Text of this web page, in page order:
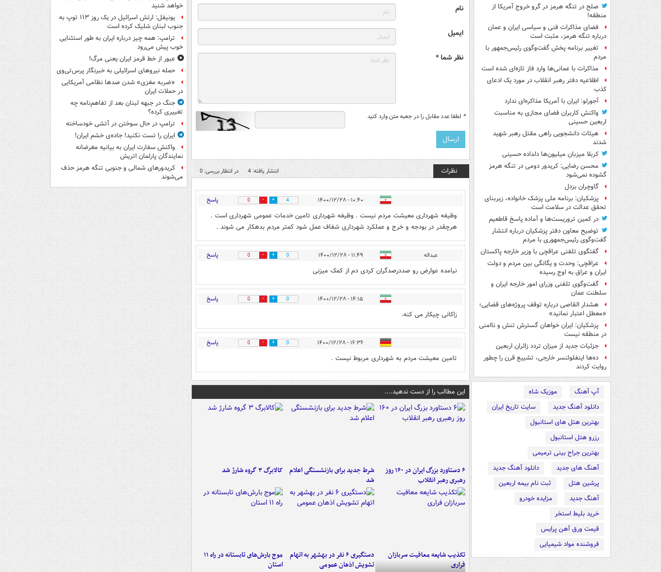
صلح در تنگه هرمز در گرو خروج آمریکا از
منطقه!
فضای مذاکرات فنی و سیاسی ایران و عمان
درباره تنگه هرمز، مثبت است
تغییر برنامه پخش گفت‌وگوی رئیس‌جمهور با
مردم
مذاکرات با عمانی‌ها وارد فاز تازه‌ای شده است
اطلاعیه دفتر رهبر انقلاب در مورد یک ادعای
کذب
آجورلو: ایران با آمریکا مذاکره‌ای ندارد
واکنش کاربران فضای مجازی به مناسبت
اربعین حسینی
هیئات دانشجویی راهی مقتل رهبر شهید
شدند
کربلا میزبان میلیون‌ها دلداده حسینی
محسن رضایی: کریدور دومی در تنگه هرمز
گشوده نمی‌شود
گاوچران بزدل
پزشکیان: برنامه ملی پزشک خانواده، زیربنای
تحقق عدالت در سلامت است
در کمین تروریست‌ها و آماده پاسخ قاطعیم
توضیح معاون دفتر پزشکیان درباره انتشار
گفت‌وگوی رئیس‌جمهوری با مردم
گفتگوی تلفنی عراقچی با وزیر خارجه پاکستان
عراقچی: وحدت و یگانگی بین مردم و دولت
ایران و عراق به اوج رسیده
گفت‌وگوی تلفنی وزرای امور خارجه ایران و
سلطنت عمان
هشدار القاصی درباره توقف پروژه‌های قضایی؛
«معطل اعتبار نمانید»
پزشکیان: ایران خواهان گسترش تنش و ناامنی
در منطقه نیست
جزئیات جدید از میزان تردد زائران اربعین
ده‌ها اینفلوئنسر خارجی، تشییع قرن را چطور
روایت کردند
آپ آهنگ
موزیک شاه
دانلود آهنگ جدید
سایت تاریخ ایران
بهترین هتل های استانبول
رزرو هتل استانبول
بهترین جراح بینی ترمیمی
آهنگ های جدید
دانلود آهنگ جدید
پرشین هتل
ثبت نام بیمه اربعین
آهنگ جدید
مزایده خودرو
خرید بلیط استخر
قیمت ورق آهن پرایس
فروشنده مواد شیمیایی
نام
ایمیل
نظر شما *
* لطفا عدد مقابل را در جعبه متن وارد کنید
نظرات انتشار یافته: 4 در انتظار بررسی: 0
۱۰:۴۰ - ۱۴۰۰/۱۲/۲۸ 4
0 پاسخ
وظیفه شهرداری معیشت مردم نیست . وظیفه شهرداری تامین خدمات عمومی شهرداری است .
هرچقدر در بودجه و خرج و عملکرد شهرداری شفاف عمل شود کمتر مردم بدهکار می شوند .
عبداله ۱۱:۴۹ - ۱۴۰۰/۱۲/۲۸ 0
0 پاسخ
نیامده عوارض رو صددرصدگران کردی دم از کمک میزنی
۱۴:۱۵ - ۱۴۰۰/۱۲/۲۸ 0
0 پاسخ
زاکانی چیکار می کنه.
۱۶:۳۶ - ۱۴۰۰/۱۲/۲۸ 0
0 پاسخ
تامین معیشت مردم به شهرداری مربوط نیست .
این مطالب را از دست ندهید....
۶ دستاورد بزرگ ایران در ۱۶۰ روز
رهبری رهبر انقلاب
شرط جدید برای بازنشستگی اعلام
شد
کالابرگ ۳ گروه شارژ شد
تکذیب شایعه معافیت سربازان
فراری
دستگیری ۶ نفر در بهشهر به اتهام
تشویش اذهان عمومی
موج بارش‌های تابستانه در راه ۱۱
استان
خواهد شنید
یونیفل: ارتش اسرائیل در یک روز ۱۱۳ توپ به
جنوب لبنان شلیک کرده است
ترامپ: همه چیز درباره ایران به طور استثنایی
خوب پیش می‌رود
عبور از خط قرمز ایران یعنی مرگ!
حمله نیروهای اسرائیلی به خبرنگار پرس‌تی‌وی
«ضربه مغزی» شدن صدها نظامی آمریکایی
در حملات ایران
جنگ در جبهه لبنان بعد از تفاهم‌نامه چه
تغییری کرده؟
ترامپ در حال سوختن در آتشی خودساخته
ایران را تست نکنید! جاده‌ی خشم ایران!
واکنش سفارت ایران به بیانیه مغرضانه
نمایندگان پارلمان اتریش
کریدورهای شمالی و جنوبی تنگه هرمز حذف
می‌شوند